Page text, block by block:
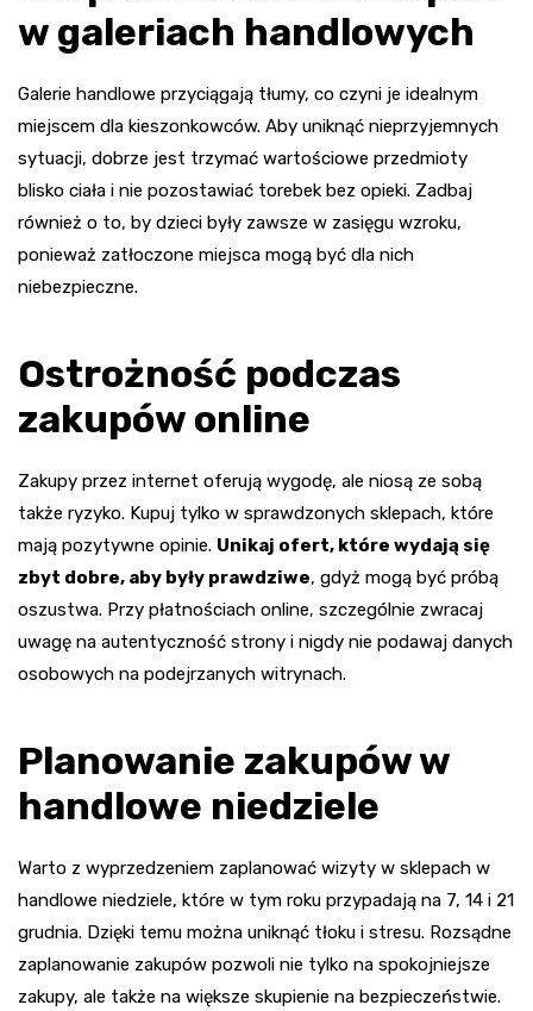
w galeriach handlowych
Galerie handlowe przyciągają tłumy, co czyni je idealnym
miejscem dla kieszonkowców. Aby uniknąć nieprzyjemnych
sytuacji, dobrze jest trzymać wartościowe przedmioty
blisko ciała i nie pozostawiać torebek bez opieki. Zadbaj
również o to, by dzieci były zawsze w zasięgu wzroku,
ponieważ zatłoczone miejsca mogą być dla nich
niebezpieczne.
Ostrożność podczas
zakupów online
Zakupy przez internet oferują wygodę, ale niosą ze sobą
także ryzyko. Kupuj tylko w sprawdzonych sklepach, które
mają pozytywne opinie. Unikaj ofert, które wydają się
zbyt dobre, aby były prawdziwe, gdyż mogą być próbą
oszustwa. Przy płatnościach online, szczególnie zwracaj
uwagę na autentyczność strony i nigdy nie podawaj danych
osobowych na podejrzanych witrynach.
Planowanie zakupów w
handlowe niedziele
Warto z wyprzedzeniem zaplanować wizyty w sklepach w
handlowe niedziele, które w tym roku przypadają na 7, 14 i 21
grudnia. Dzięki temu można uniknąć tłoku i stresu. Rozsądne
zaplanowanie zakupów pozwoli nie tylko na spokojniejsze
zakupy, ale także na większe skupienie na bezpieczeństwie.